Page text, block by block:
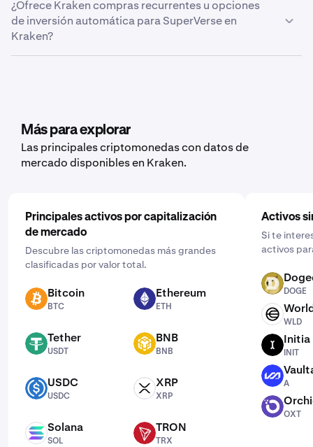
alerta” y sigue los mismos pasos que para la
plataforma web.
menú de configuración y haz clic en “Documentos” >
“Crear exportación.” Desde aquí, puedes elegir entre el
historial de operaciones, el historial del libro mayor o el
balance en función de los datos que quieras exportar.
¿Ofrece Kraken compras recurrentes u opciones
de inversión automática para SuperVerse en
Kraken?
Después, introduce la cantidad que quieres, selecciona
la frecuencia haciendo clic en “Una vez” y elige una
programación que se ajuste a ti: diaria, semanal o
mensual.
Más para explorar
Las principales criptomonedas con datos de
mercado disponibles en Kraken.
Principales activos por capitalización
de mercado
Descubre las criptomonedas más grandes
clasificadas por valor total.
BTC Bitcoin
BTC
ETH Ethereum
ETH
USDT Tether
USDT
BNB BNB
BNB
USDC USDC
USDC
XRP XRP
XRP
SOL Solana
SOL
TRX TRON
TRX
Activos
Si te
activos
DOGE
DOGE
WLD
WLD
Initia
INIT
A
A
OXT
OXT